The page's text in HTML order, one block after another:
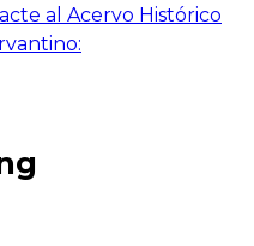
al Acervo Histórico